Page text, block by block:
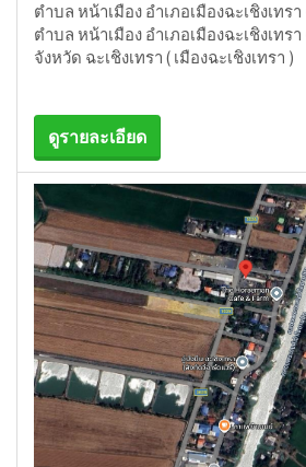
ตำบล หน้าเมือง อำเภอเมืองฉะเชิงเทรา
ตำบล หน้าเมือง อำเภอเมืองฉะเชิงเทรา
จังหวัด ฉะเชิงเทรา ( เมืองฉะเชิงเทรา )
ดูรายละเอียด